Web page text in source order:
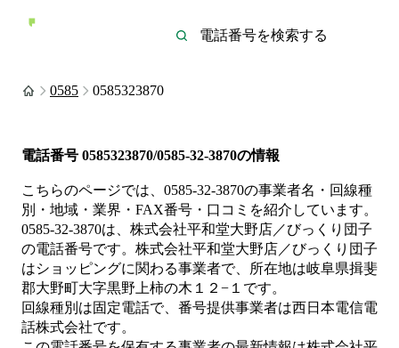
0585 0585323870
電話番号 0585323870/0585-32-3870の情報
こちらのページでは、 0585-32-3870の事業者名・回線種
別・地域・業界・FAX番号・口コミを紹介しています。
0585-32-3870は、 株式会社平和堂大野店／びっくり団子
の電話番号です。 株式会社平和堂大野店／びっくり団子
はショッピングに関わる事業者で、所在地は岐阜県揖斐
郡大野町大字黒野上柿の木１２−１ です。
回線種別は固定電話で、番号提供事業者は西日本電信電
話株式会社です。